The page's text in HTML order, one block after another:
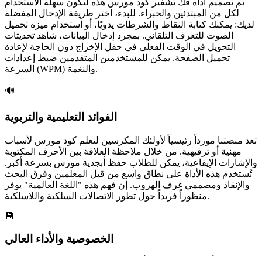
تم تصميم أداة فك تشفير كود مورس هذه لتكون سهلة الاستخدام
لكل من المبتدئين والخبراء. للبدء، اختر طريقة الإدخال المفضلة
لديك: يمكنك كتابة النقاط والشرطات يدويًا، أو استخدام ميزة تحميل
الصوت للتعرف التلقائي. بمجرد إدخال البيانات، شاهد تحديثات
التحويل في الوقت الفعلي في حقل الإخراج دون الحاجة لإعادة
تحميل الصفحة. يمكن للمستخدمين المتقدمين ضبط إعدادات
السرعة (WPM) والنغمة.
🔊
الفوائد التعليمية والتربوية
تعد منصتنا مورداً رئيسياً لأولئك المكرسين لتعلم كود مورس لأسباب
مهنية أو ترفيهية. من خلال ملاحظة العلاقة بين الأحرف المكتوبة
والإشارات الإيقاعية، يمكن للطلاب حفظ أبجدية مورس بسرعة أكبر.
تُستخدم هذه الأداة على نطاق واسع من قبل المعلمين وفرق البحث
والإنقاذ ومصممي غرف الهروب. إن فهم هذه "اللغة العالمية" يوفر
منظوراً فريداً حول تطور الاتصالات السلكية واللاسلكية.
💾
الخصوصية والأداء العالي